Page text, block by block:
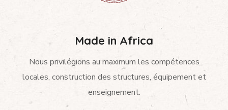
Made in Africa
Nous privilégions au maximum les compétences
locales, construction des structures, équipement et
enseignement.